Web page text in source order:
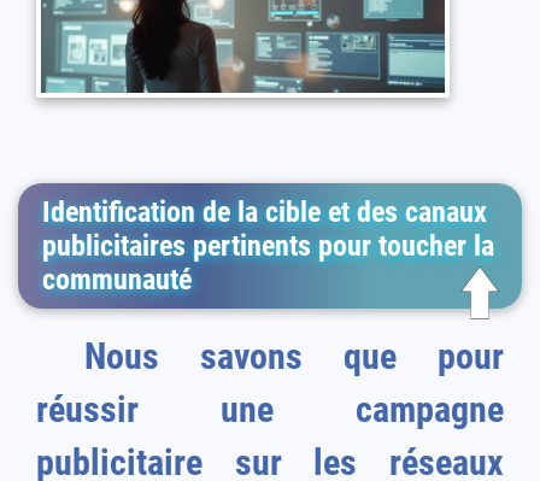
Identification de la cible et des canaux
publicitaires pertinents pour toucher la
communauté
Nous savons que pour
réussir une campagne
publicitaire sur les réseaux